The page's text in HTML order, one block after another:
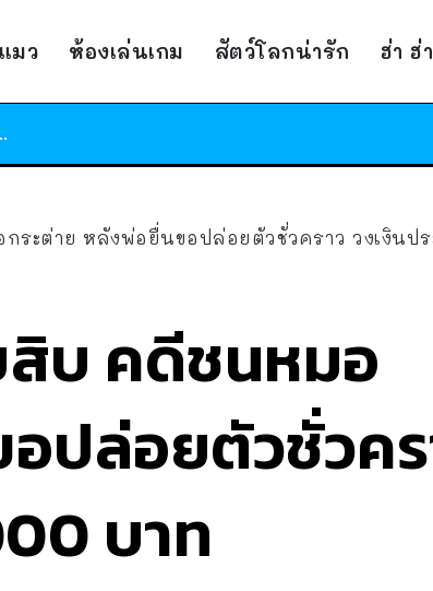
มว ห้องเล่นเกม สัตว์โลกน่ารัก ฮ่า ฮ่
วท์ซอสให้แบบจัดเต็ม
นาน เล่นได้ทั้งมือถือและ PC
าย หลังพ่อยื่นขอปล่อยตัวชั่วคราว วงเงินประกัน
สิบ คดีชนหมอ
ปล่อยตัวชั่วค
บาท